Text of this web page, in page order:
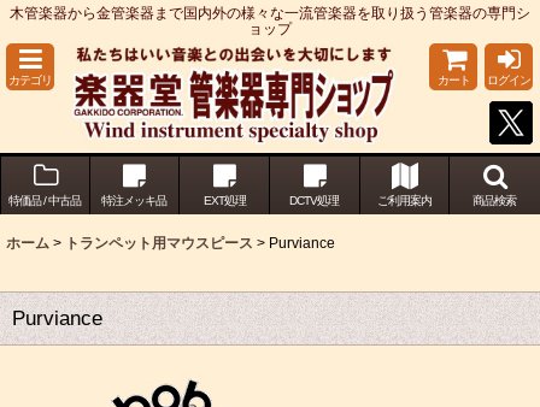
木管楽器から金管楽器まで国内外の様々な一流管楽器を取り扱う管楽器の専門シ
ョップ
カテゴリ カート ログイン
特価品 / 中古品 特注メッキ品 EXT処理 DCTV処理 ご利用案内 商品検索
ホーム > トランペット用マウスピース > Purviance
Purviance